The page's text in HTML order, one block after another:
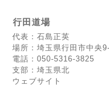
行田道場
代表：石島正英
場所：埼玉県行田市中央
電話：050-5316-3825
支部：埼玉県北
ウェブサイト